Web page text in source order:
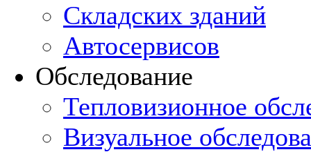
Складских зданий
Автосервисов
Обследование
Тепловизионное
Визуальное